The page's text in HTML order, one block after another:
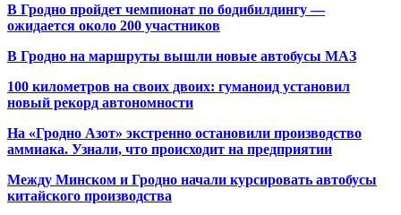
В Гродно пройдет чемпионат по бодибилдингу —
ожидается около 200 участников
В Гродно на маршруты вышли новые автобусы МАЗ
100 километров на своих двоих: гуманоид установил
новый рекорд автономности
На «Гродно Азот» экстренно остановили производство
аммиака. Узнали, что происходит на предприятии
Между Минском и Гродно начали курсировать автобусы
китайского производства